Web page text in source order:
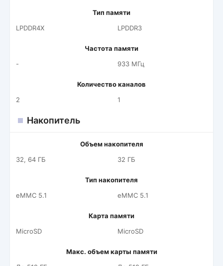
Тип памяти
LPDDR4X
LPDDR3
Частота памяти
-
933 МГц
Количество каналов
2
1
Накопитель
Объем накопителя
32, 64 ГБ
32 ГБ
Тип накопителя
eMMC 5.1
eMMC 5.1
Карта памяти
MicroSD
MicroSD
Макс. объем карты памяти